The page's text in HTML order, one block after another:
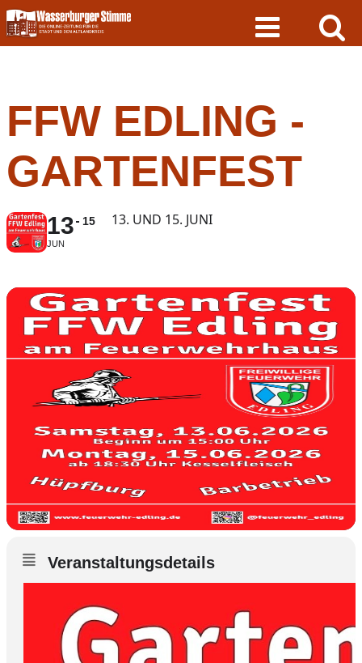
Skip
to
content
FFW EDLING -
GARTENFEST
13
JUN
15 13. UND 15. JUNI
Veranstaltungsdetails